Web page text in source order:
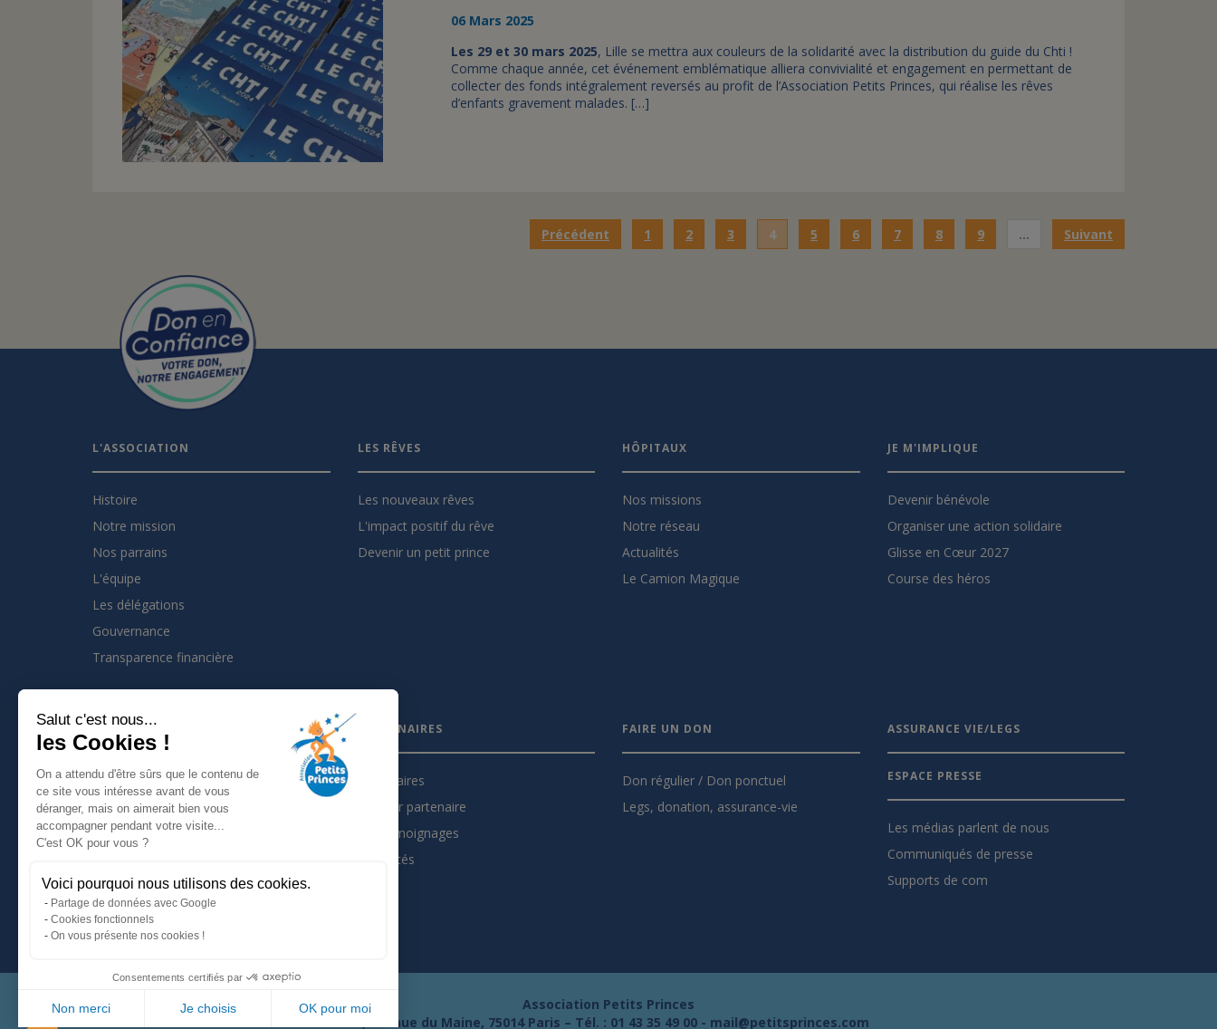
Salut c'est nous...
les Cookies !
On a attendu d'être sûrs que le contenu de
ce site vous intéresse avant de vous
déranger, mais on aimerait bien vous
accompagner pendant votre visite...
C'est OK pour vous ?
Voici pourquoi nous utilisons des cookies.
Partage de données avec Google
Cookies fonctionnels
On vous présente nos cookies !
Consentements certifiés par
Non merci Je choisis OK pour moi
06 Mars 2025
Les 29 et 30 mars 2025, Lille se mettra aux couleurs de la solidarité avec la distribution du guide du Chti !
Comme chaque année, cet événement emblématique alliera convivialité et engagement en permettant de
collecter des fonds intégralement reversés au profit de l’Association Petits Princes, qui réalise les rêves
d’enfants gravement malades. […]
Précédent 1 2 3 4 5 6 7 8 9 … Suivant
L'ASSOCIATION
Histoire
Notre mission
Nos parrains
L'équipe
Les délégations
Gouvernance
Transparence financière
LES RÊVES
Les nouveaux rêves
L'impact positif du rêve
Devenir un petit prince
HÔPITAUX
Nos missions
Notre réseau
Actualités
Le Camion Magique
JE M'IMPLIQUE
Devenir bénévole
Organiser une action solidaire
Glisse en Cœur 2027
Course des héros
INSCRIVEZ VOUS À LA NEWSLETTER
Je m'inscris à la newsletter
Suivez nous sur :
Mentions légales
Politique de confidentialité
PARTENAIRES
Partenaires
Devenir partenaire
Les témoignages
Actualités
FAIRE UN DON
Don régulier / Don ponctuel
Legs, donation, assurance-vie
ASSURANCE VIE/LEGS
ESPACE PRESSE
Les médias parlent de nous
Communiqués de presse
Supports de com
Association Petits Princes
66, avenue du Maine, 75014 Paris – Tél. : 01 43 35 49 00 - mail@petitsprinces.com